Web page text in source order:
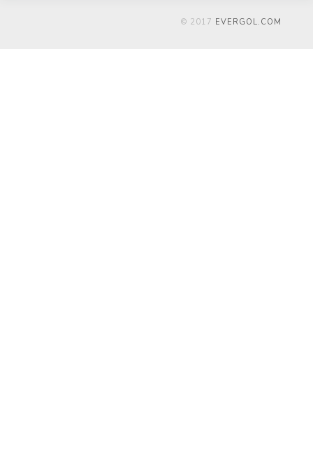
© 2017 EVERGOL.COM